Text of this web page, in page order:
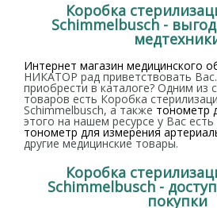
Коробка
Schimmelbusch -
Интернет магазин медицинского
НИКАТОР рад приветствовать
приобрести в каталоге? Одним из
товаров есть Коробка
Schimmelbusch, а также тонометр
этого на нашем ресурсе у Вас
тонометр для измерения
другие медицинские товары.
Коробка
Schimmelbusch -
покупки